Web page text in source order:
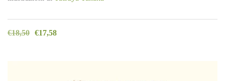
€18,50 €17,58